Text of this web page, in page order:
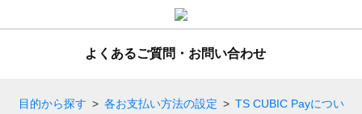
よくあるご質問・お問い合わせ
目的から探す > 各お支払い方法の設定 > TS CUBIC Payについ